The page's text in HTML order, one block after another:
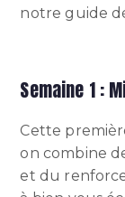
notre guide
Semaine 1 :
Cette
on combine
et du